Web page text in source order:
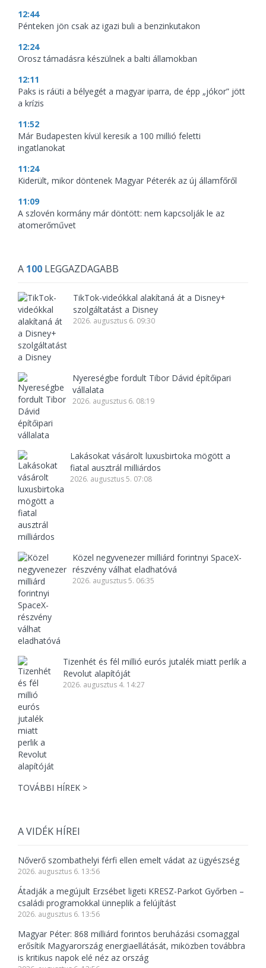
12:44
Pénteken jön csak az igazi buli a benzinkutakon
12:24
Orosz támadásra készülnek a balti államokban
12:11
Paks is ráüti a bélyegét a magyar iparra, de épp „jókor” jött
a krízis
11:52
Már Budapesten kívül keresik a 100 millió feletti
ingatlanokat
11:24
Kiderült, mikor döntenek Magyar Péterék az új államfőről
11:09
A szlovén kormány már döntött: nem kapcsolják le az
atomerőművet
A 100 LEGGAZDAGABB
TikTok-videókkal alakítaná át a Disney+
szolgáltatást a Disney
2026. augusztus 6. 09:30
Nyereségbe fordult Tibor Dávid építőipari
vállalata
2026. augusztus 6. 08:19
Lakásokat vásárolt luxusbirtoka mögött a
fiatal ausztrál milliárdos
2026. augusztus 5. 07:08
Közel negyvenezer milliárd forintnyi SpaceX-
részvény válhat eladhatóvá
2026. augusztus 5. 06:35
Tizenhét és fél millió eurós jutalék miatt perlik a
Revolut alapítóját
2026. augusztus 4. 14:27
TOVÁBBI HÍREK >
A VIDÉK HÍREI
Nőverő szombathelyi férfi ellen emelt vádat az ügyészség
2026. augusztus 6. 13:56
Átadják a megújult Erzsébet ligeti KRESZ-Parkot Győrben –
családi programokkal ünneplik a felújítást
2026. augusztus 6. 13:56
Magyar Péter: 868 milliárd forintos beruházási csomaggal
erősítik Magyarország energiaellátását, miközben továbbra
is kritikus napok elé néz az ország